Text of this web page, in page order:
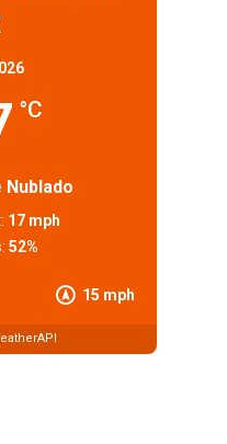
°C
15 mph
17 mph
52%